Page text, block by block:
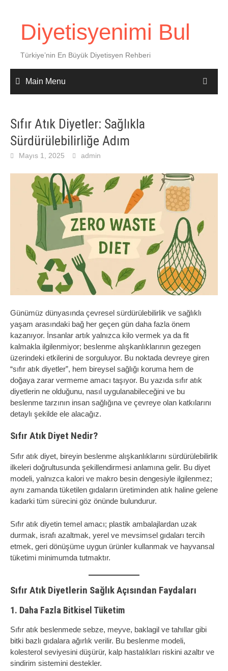
Diyetisyenimi Bul
Türkiye’nin En Büyük Diyetisyen Rehberi
Main Menu
Sıfır Atık Diyetler: Sağlıkla
Sürdürülebilirliğe Adım
Mayıs 1, 2025 admin
Günümüz dünyasında çevresel sürdürülebilirlik ve sağlıklı
yaşam arasındaki bağ her geçen gün daha fazla önem
kazanıyor. İnsanlar artık yalnızca kilo vermek ya da fit
kalmakla ilgilenmiyor; beslenme alışkanlıklarının gezegen
üzerindeki etkilerini de sorguluyor. Bu noktada devreye giren
“sıfır atık diyetler”, hem bireysel sağlığı koruma hem de
doğaya zarar vermeme amacı taşıyor. Bu yazıda sıfır atık
diyetlerin ne olduğunu, nasıl uygulanabileceğini ve bu
beslenme tarzının insan sağlığına ve çevreye olan katkılarını
detaylı şekilde ele alacağız.
Sıfır Atık Diyet Nedir?
Sıfır atık diyet, bireyin beslenme alışkanlıklarını sürdürülebilirlik
ilkeleri doğrultusunda şekillendirmesi anlamına gelir. Bu diyet
modeli, yalnızca kalori ve makro besin dengesiyle ilgilenmez;
aynı zamanda tüketilen gıdaların üretiminden atık haline gelene
kadarki tüm sürecini göz önünde bulundurur.
Sıfır atık diyetin temel amacı; plastik ambalajlardan uzak
durmak, israfı azaltmak, yerel ve mevsimsel gıdaları tercih
etmek, geri dönüşüme uygun ürünler kullanmak ve hayvansal
tüketimi minimumda tutmaktır.
Sıfır Atık Diyetlerin Sağlık Açısından Faydaları
1. Daha Fazla Bitkisel Tüketim
Sıfır atık beslenmede sebze, meyve, baklagil ve tahıllar gibi
bitki bazlı gıdalara ağırlık verilir. Bu beslenme modeli,
kolesterol seviyesini düşürür, kalp hastalıkları riskini azaltır ve
sindirim sistemini destekler.